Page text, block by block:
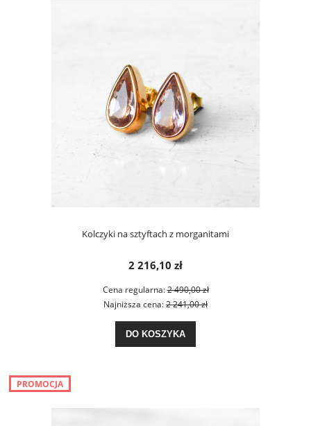
Kolczyki na sztyftach z morganitami
2 216,10 zł
Cena regularna:2 490,00 zł
Najniższa cena:2 241,00 zł
DO KOSZYKA
PROMOCJA